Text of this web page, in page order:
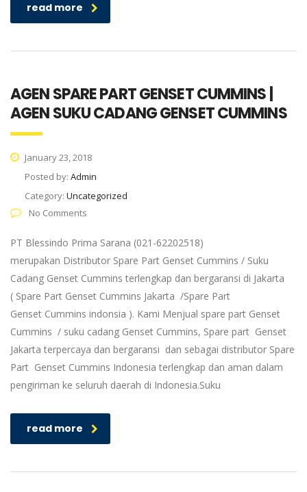
read more
AGEN SPARE PART GENSET CUMMINS |
AGEN SUKU CADANG GENSET CUMMINS
January 23, 2018
Posted by: Admin
Category: Uncategorized
No Comments
PT Blessindo Prima Sarana (021-62202518)
merupakan Distributor Spare Part Genset Cummins / Suku
Cadang Genset Cummins terlengkap dan bergaransi di Jakarta
( Spare Part Genset Cummins Jakarta /Spare Part
Genset Cummins indonsia ). Kami Menjual spare part Genset
Cummins / suku cadang Genset Cummins, Spare part Genset
Jakarta terpercaya dan bergaransi dan sebagai distributor Spare
Part Genset Cummins Indonesia terlengkap dan aman dalam
pengiriman ke seluruh daerah di Indonesia.Suku
read more